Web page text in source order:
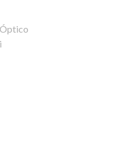
Óptico